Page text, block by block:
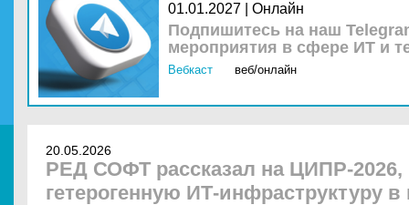
01.01.2027 | Онлайн
Подпишитесь на наш
мероприятия в сфере ИТ и
Вебкаст веб/онлайн
20.05.2026
РЕД СОФТ рассказал на ЦИПР-2026,
гетерогенную ИТ-инфраструктуру